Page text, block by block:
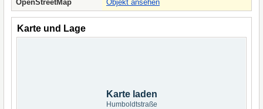
OpenStreetMap
Objekt ansehen
Karte und Lage
Karte laden
Humboldtstraße